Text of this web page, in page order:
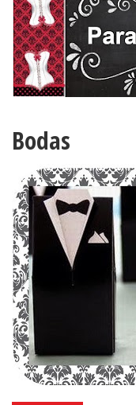
Bodas